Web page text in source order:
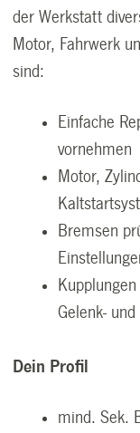
der Werkstatt
Motor, Fahrwerk
sind:
Einfache
vornehmen
Motor,
Bremsen
Gelenk-
Dein Profil
mind. Sek.